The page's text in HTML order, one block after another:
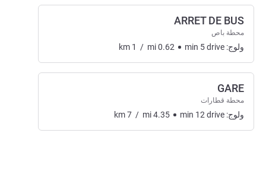
ARRET DE BUS
محطة باص
ولوج: km 1 / mi0.62 min 5drive
GARE
محطة قطارات
ولوج: km7 / mi4.35 min 12 drive